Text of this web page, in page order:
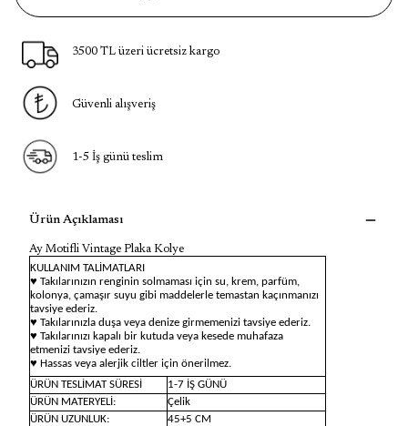
3500 TL üzeri ücretsiz kargo
Güvenli alışveriş
1-5 İş günü teslim
Ürün Açıklaması
Ay Motifli Vintage Plaka Kolye
KULLANIM TALİMATLARI
♥ Takılarınızın renginin solmaması için su, krem, parfüm,
kolonya, çamaşır suyu gibi maddelerle temastan kaçınmanızı
tavsiye ederiz.
♥ Takılarınızla duşa veya denize girmemenizi tavsiye ederiz.
♥ Takılarınızı kapalı bir kutuda veya kesede muhafaza
etmenizi tavsiye ederiz.
♥ Hassas veya alerjik ciltler için önerilmez.
ÜRÜN TESLİMAT SÜRESİ
1-7 İŞ GÜNÜ
ÜRÜN MATERYELİ:
Çelik
ÜRÜN UZUNLUK:
45+5 CM